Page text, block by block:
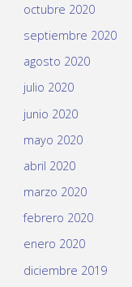
octubre 2020
septiembre 2020
agosto 2020
julio 2020
junio 2020
mayo 2020
abril 2020
marzo 2020
febrero 2020
enero 2020
diciembre 2019